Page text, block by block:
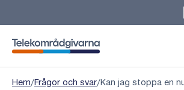
Telekområdgivarna
Hem/Frågor och svar/Kan jag stoppa en